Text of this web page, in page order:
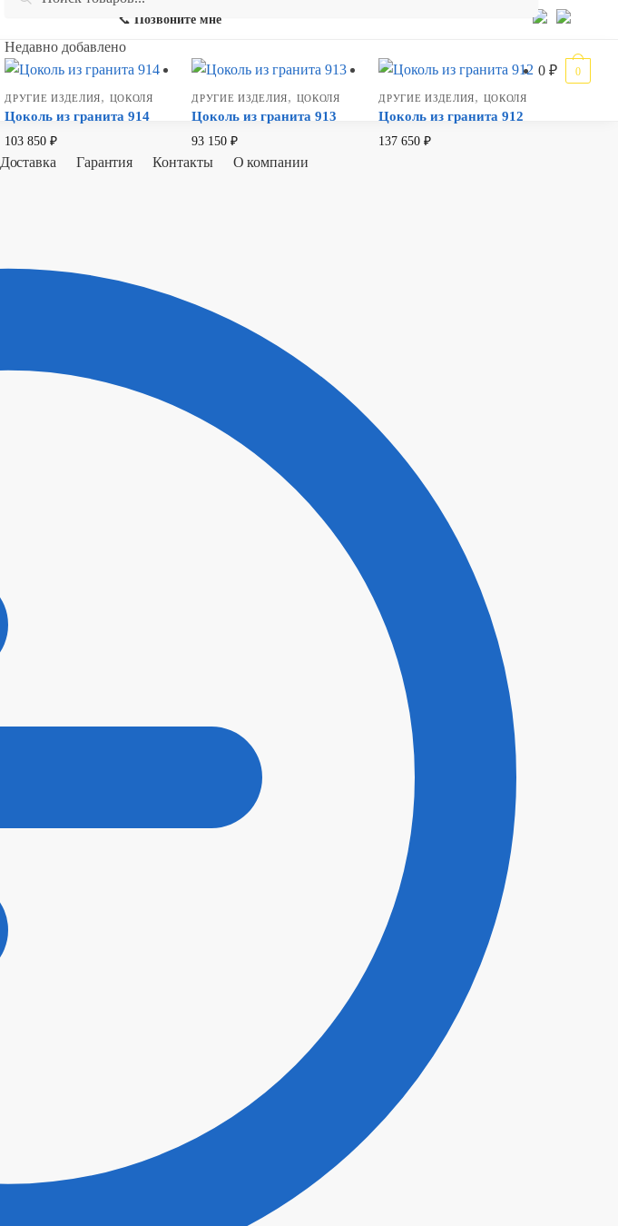
📞 Позвоните мне
Доставка Гарантия Контакты О компании
Недавно добавлено
ДРУГИЕ ИЗДЕЛИЯ, ЦОКОЛЯ
Цоколь из гранита 914
103 850₽
ДРУГИЕ ИЗДЕЛИЯ, ЦОКОЛЯ
Цоколь из гранита 913
93 150₽
ДРУГИЕ ИЗДЕЛИЯ, ЦОКОЛЯ
Цоколь из гранита 912
137 650₽
0₽ 0